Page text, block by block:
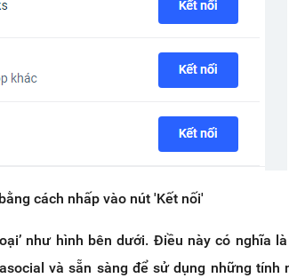
cách nhấp vào nút'Kết nối'
như hình bên dưới. Điều này có nghĩa
và sẵn sàng để sử dụng những tính